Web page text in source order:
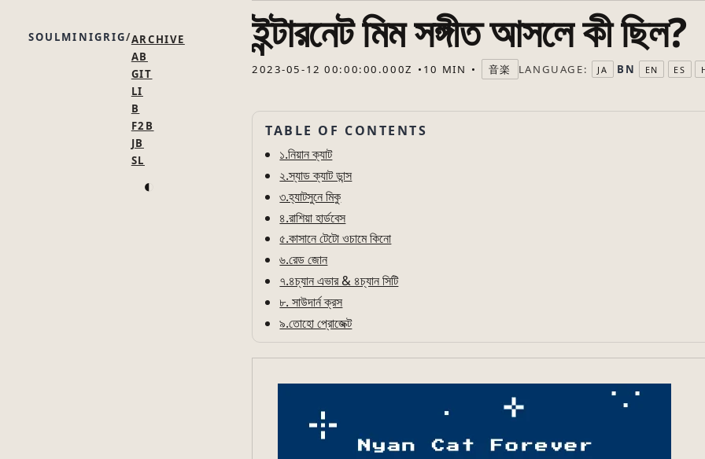
SOULMINIGRIG ARCHIVE
AB
GIT
LI
B
F2B
JB
SL
◐
ইন্টারনেট মিম সঙ্গীত আসলে কী ছিল?
2023-05-12 00:00:00.000Z 10 MIN 音楽 LANGUAGE: JA BN EN ES
TABLE OF CONTENTS
১.নিয়ান ক্যাট
২.স্যাড ক্যাট ডান্স
৩.হ্যাটসুনে মিকু
৪.রাশিয়া হার্ডবেস
৫.কাসানে টেটো ওচামে কিনো
৬.রেড জোন
৭.৪চ্যান এভার & ৪চ্যান সিটি
৮. সাউদার্ন ক্রস
৯.তোহো প্রোজেক্ট